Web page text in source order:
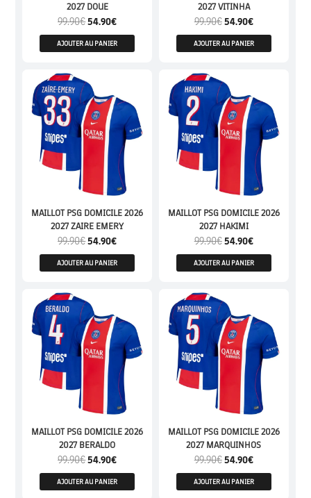
2027 DOUE
99.90€54.90€
AJOUTER AU PANIER
2027 VITINHA
99.90€54.90€
AJOUTER AU PANIER
MAILLOT PSG DOMICILE 2026
2027 ZAIRE EMERY
99.90€54.90€
AJOUTER AU PANIER
MAILLOT PSG DOMICILE 2026
2027 HAKIMI
99.90€54.90€
AJOUTER AU PANIER
MAILLOT PSG DOMICILE 2026
2027 BERALDO
99.90€54.90€
AJOUTER AU PANIER
MAILLOT PSG DOMICILE 2026
2027 MARQUINHOS
99.90€54.90€
AJOUTER AU PANIER